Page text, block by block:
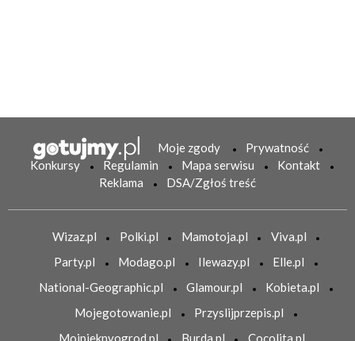
Moje zgody
Prywatność
Konkursy
Regulamin Mapa serwisu
Kontakt
Reklama
DSA/Zgłoś treść
Wizaz.pl Polki.pl Mamotoja.pl
Viva.pl
Party.pl
Modago.pl Ilewazy.pl
Elle.pl
National-Geographic.pl
Glamour.pl
Kobieta.pl
Mojegotowanie.pl
Przyslijprzepis.pl
Mojpieknyogrod.pl
Burda.pl Cocolita.pl